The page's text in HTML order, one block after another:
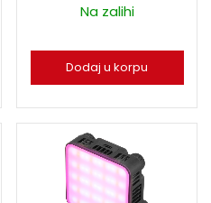
Na zalihi
Dodaj u korpu